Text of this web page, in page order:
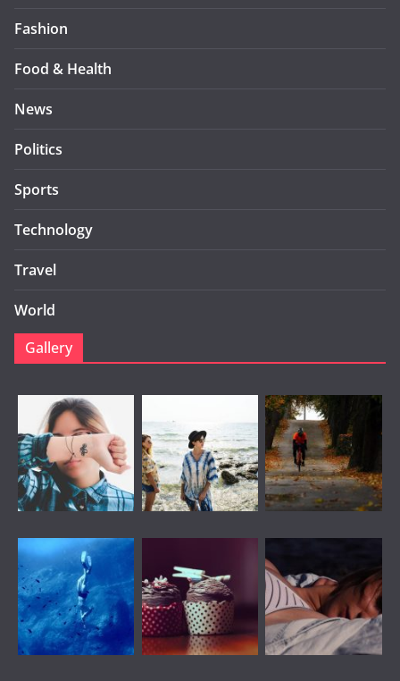
Fashion
Food & Health
News
Politics
Sports
Technology
Travel
World
Gallery